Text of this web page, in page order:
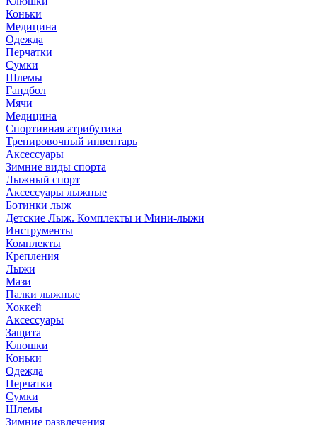
Коньки
Медицина
Одежда
Перчатки
Сумки
Шлемы
Гандбол
Мячи
Медицина
Спортивная атрибутика
Тренировочный инвентарь
Аксессуары
Зимние виды спорта
Лыжный спорт
Аксессуары лыжные
Ботинки лыж
Детские Лыж. Комплекты и Мини-лыжи
Инструменты
Комплекты
Крепления
Лыжи
Мази
Палки лыжные
Хоккей
Аксессуары
Защита
Клюшки
Коньки
Одежда
Перчатки
Сумки
Шлемы
Зимние развлечения